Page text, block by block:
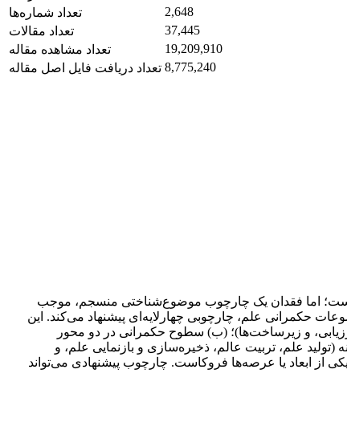
تعداد شماره‌ها
2,648
تعداد مقالات
37,445
تعداد مشاهده مقاله
19,209,910
تعداد دریافت فایل اصل مقاله 8,775,240
است؛ اما فقدان یک چارچوب موضوع‌شناختی منسجم، موجب
حکمرانی علم، چارچوبی چهارلایه‌ای پیشنهاد می‌کند. این
و زیرساخت‌ها)؛ (ب) سطوح حکمرانی در دو محور
علم، تربیت عالم، ذخیره‌سازی و بازنمایی علم، و
از ابعاد یا عرصه‌ها فروکاست. چارچوب پیشنهادی می‌تواند